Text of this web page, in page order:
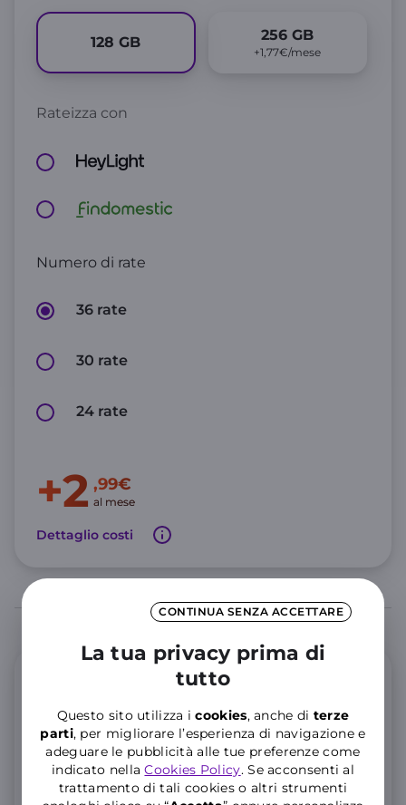
CONTINUA SENZA ACCETTARE
La tua privacy prima di
tutto
Questo sito utilizza icookies, anche di terze
parti, per migliorare l’esperienza di navigazione e
adeguare le pubblicità alle tue preferenze come
indicato nellaCookies Policy. Se acconsenti al
trattamento di tali cookies o altri strumenti
128 GB 256 GB
+1,77€/mese
Rateizza con
Numero di rate
36 rate
30 rate
24 rate
+2 ,99€
al mese
Dettaglio costi
GIGA e Minuti illimitati
200 GIGA Full Speed, poi illimitati a 10 Mbps
Minuti illimitati e 200 SMS